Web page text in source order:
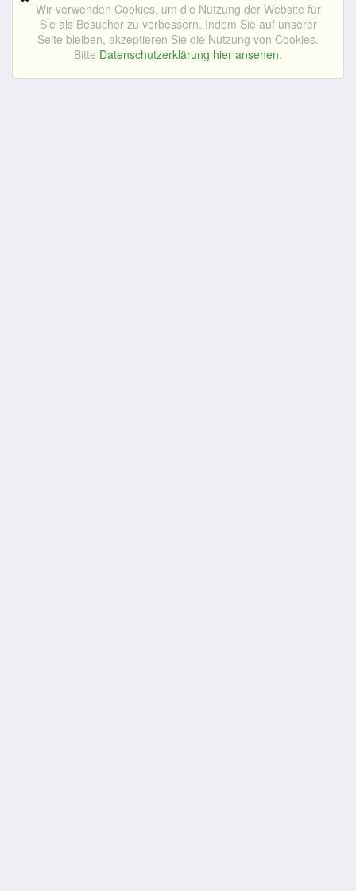
Wir verwenden Cookies, um die Nutzung der Website für
Sie als Besucher zu verbessern. Indem Sie auf unserer
Seite bleiben, akzeptieren Sie die Nutzung von Cookies.
Bitte Datenschutzerklärung hier ansehen.